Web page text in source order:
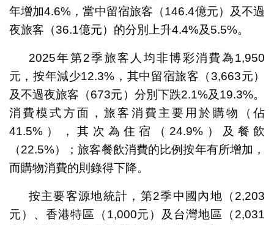
年增加4.6%，當中留宿旅客（146.4億元）及不過
夜旅客（36.1億元）的分別上升4.4%及5.5%。
2025年第2季旅客人均非博彩消費為1,950
元，按年減少12.3%，其中留宿旅客（3,663元）
及不過夜旅客（673元）分別下跌2.1%及19.3%。
消費模式方面，旅客消費主要用於購物（佔
41.5%），其次為住宿（24.9%）及餐飲
（22.5%）；旅客餐飲消費的比例按年有所增加，
而購物消費的則錄得下降。
按主要客源地統計，第2季中國內地（2,203
元）、香港特區（1,000元）及台灣地區（2,031